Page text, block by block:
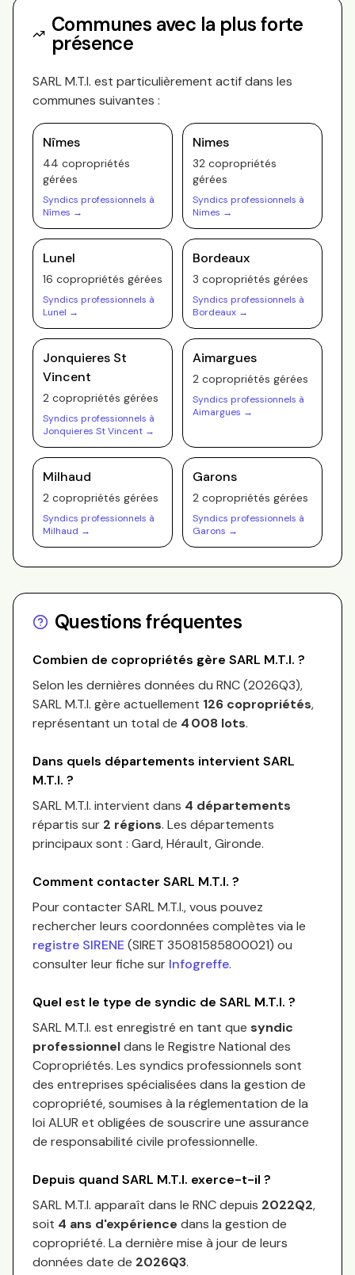
Communes avec la plus forte
présence
SARL M.T.I. est particulièrement actif dans les
communes suivantes :
Nîmes
44 copropriétés
gérées
Syndics professionnels à
Nîmes →
Nimes
32 copropriétés
gérées
Syndics professionnels à
Nimes →
Lunel
16 copropriétés gérées
Syndics professionnels à
Lunel →
Bordeaux
3 copropriétés gérées
Syndics professionnels à
Bordeaux →
Jonquieres St
Vincent
2 copropriétés gérées
Syndics professionnels à
Jonquieres St Vincent →
Aimargues
2 copropriétés gérées
Syndics professionnels à
Aimargues →
Milhaud
2 copropriétés gérées
Syndics professionnels à
Milhaud →
Garons
2 copropriétés gérées
Syndics professionnels à
Garons →
Questions fréquentes
Combien de copropriétés gère SARL M.T.I. ?
Selon les dernières données du RNC (2026Q3),
SARL M.T.I. gère actuellement 126 copropriétés,
représentant un total de 4 008 lots.
Dans quels départements intervient SARL
M.T.I. ?
SARL M.T.I. intervient dans 4 départements
répartis sur 2 régions. Les départements
principaux sont : Gard, Hérault, Gironde.
Comment contacter SARL M.T.I. ?
Pour contacterSARL M.T.I., vous pouvez
rechercher leurs coordonnées complètes via le
registre SIRENE (SIRET 35081585800021) ou
consulter leur fiche sur Infogreffe.
Quel est le type de syndic de SARL M.T.I. ?
SARL M.T.I. est enregistré en tant que syndic
professionneldans le Registre National des
Copropriétés. Les syndics professionnels sont
des entreprises spécialisées dans la gestion de
copropriété, soumises à la réglementation de la
loi ALUR et obligées de souscrire une assurance
de responsabilité civile professionnelle.
Depuis quand SARL M.T.I. exerce-t-il ?
SARL M.T.I. apparaît dans le RNC depuis 2022Q2,
soit 4 ans d'expérience dans la gestion de
copropriété. La dernière mise à jour de leurs
données date de 2026Q3.